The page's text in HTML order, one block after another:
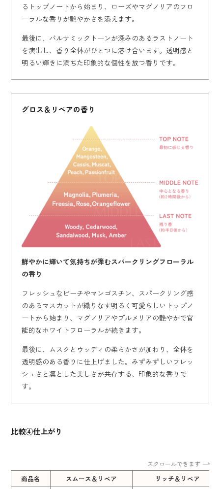
るトップノートから始まり、ローズやマグノリアのフロ
ーラルな香りが艶やかさを添えます。
最後に、バルサミックトーンが深みのあるラストノート
を演出し、香り全体がひとつに溶け合います。透明感と
明るい輝きに満ちた印象的な個性を放つ香りです。
グロス＆リペアの香り
鮮やかに輝いて気持ちが弾むスパークリングフローラル
の香り
フレッシュなピーチやマンゴスチン、スパークリング感
のあるマスカットが織りなす明るく可愛らしいトップノ
ートから始まり、マグノリアやプルメリアの艶やかで官
能的なホワイトフローラルが続きます。
最後に、ムスクとウッディの柔らかさが加わり、全体を
透明感のある香りに仕上げました。みずみずしいフレッ
シュさと凛とした美しさが共存する、印象的な香りで
す。
比較④仕上がり
スクロールできます
商品名 スムース＆リペア リッチ＆リペア